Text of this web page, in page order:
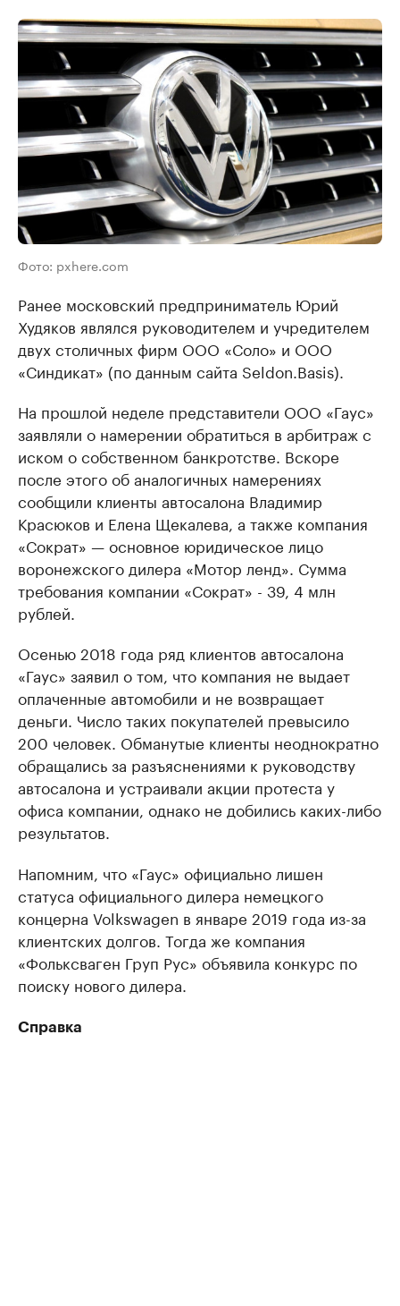
Фото: pxhere.com
Ранее московский предприниматель Юрий
Худяков являлся руководителем и учредителем
двух столичных фирм ООО «Соло» и ООО
«Синдикат» (по данным сайта Seldon.Basis).
На прошлой неделе представители ООО «Гаус»
заявляли о намерении обратиться в арбитраж с
иском о собственном банкротстве. Вскоре
после этого об аналогичных намерениях
сообщили клиенты автосалона Владимир
Красюков и Елена Щекалева, а также компания
«Сократ» — основное юридическое лицо
воронежского дилера «Мотор ленд». Сумма
требования компании «Сократ» - 39, 4 млн
рублей.
Осенью 2018 года ряд клиентов автосалона
«Гаус» заявил о том, что компания не выдает
оплаченные автомобили и не возвращает
деньги. Число таких покупателей превысило
200 человек. Обманутые клиенты неоднократно
обращались за разъяснениями к руководству
автосалона и устраивали акции протеста у
офиса компании, однако не добились каких-либо
результатов.
Напомним, что «Гаус» официально лишен
статуса официального дилера немецкого
концерна Volkswagen в январе 2019 года из-за
клиентских долгов. Тогда же компания
«Фольксваген Груп Рус» объявила конкурс по
поиску нового дилера.
Справка